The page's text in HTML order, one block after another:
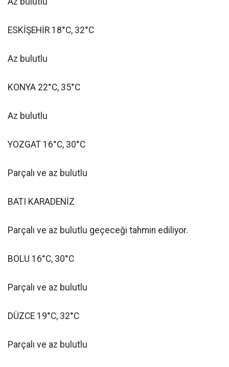
ESKİŞEHİR 18°C, 32°C
Az bulutlu
KONYA 22°C, 35°C
Az bulutlu
YOZGAT 16°C, 30°C
Parçalı ve az bulutlu
BATI KARADENİZ
Parçalı ve az bulutlu geçeceği tahmin ediliyor.
BOLU 16°C, 30°C
Parçalı ve az bulutlu
DÜZCE 19°C, 32°C
Parçalı ve az bulutlu